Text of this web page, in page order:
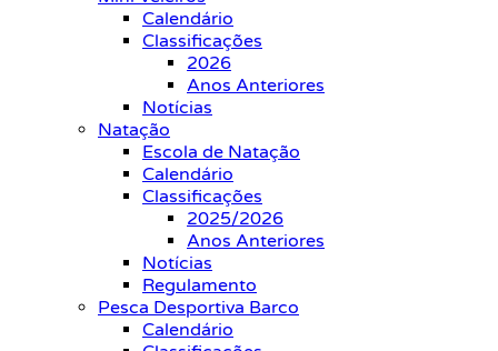
Calendário
Classificações
2026
Anos Anteriores
Notícias
Natação
Escola de Natação
Calendário
Classificações
2025/2026
Anos Anteriores
Notícias
Regulamento
Pesca Desportiva Barco
Calendário